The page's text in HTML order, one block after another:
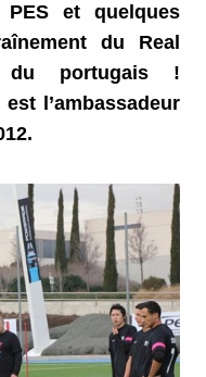
et quelques
du Real
du portugais !
l’ambassadeur